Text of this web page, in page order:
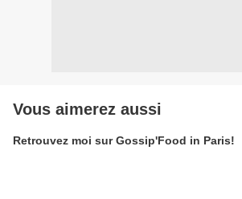
Vous aimerez aussi
Retrouvez moi sur Gossip'Food in Paris!